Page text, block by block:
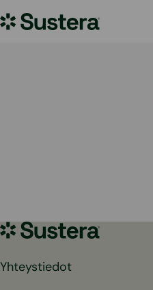
sisältöön
Sustera
Sustera
Yhteystiedot